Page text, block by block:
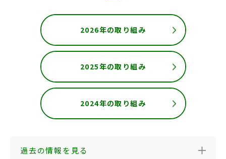
2026年の取り組み
2025年の取り組み
2024年の取り組み
過去の情報を見る